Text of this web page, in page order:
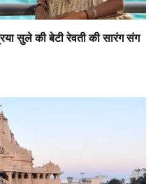
सुले की बेटी रेवती की सारंग संग